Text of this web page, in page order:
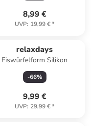
8,99 €
UVP: 19,99 €*
relaxdays
Eiswürfelform Silikon
-66%
9,99 €
UVP: 29,99 €*